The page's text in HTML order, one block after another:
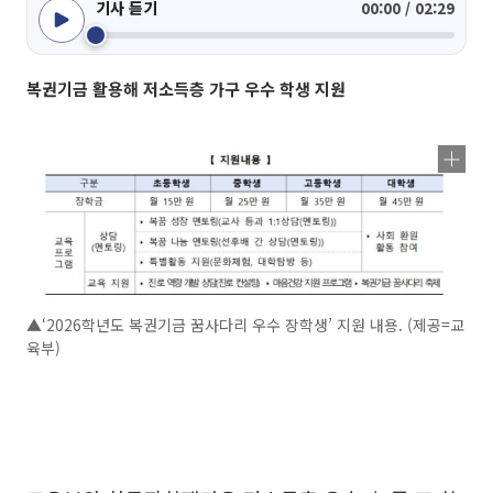
기사 듣기 00:00 / 02:29
복권기금 활용해 저소득층 가구 우수 학생 지원
▲‘2026학년도 복권기금 꿈사다리 우수 장학생’ 지원 내용. (제공=교
육부)